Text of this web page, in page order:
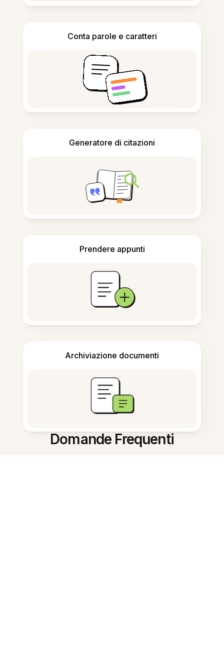
Conta parole e caratteri
Generatore di citazioni
Prendere appunti
Archiviazione documenti
Domande Frequenti